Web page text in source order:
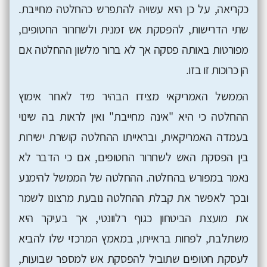
כקריאה, על כן היא עשויה להתפרש כהחלטה מחייבת.
שתי הדרישות, להפסקת אש זמנית ולשחרור החטופים,
מפורטות באותה פסקה אך לא ברור מלשון ההחלטה אם
הן כרוכות זו בזו.
הממשל האמריקאי מצידו הבהיר מיד לאחר אימוץ
ההחלטה כי היא "אינה מחייבת" ואין לראות בה שינוי
בעמדה האמריקאית, ובראייתו ההחלטה קושרת ישירות
בין הפסקת האש לשחרור החטופים, אם כי הדבר לא
נאמר במפורש בהחלטה. ההחלטה של הממשל להימנע
ובכך לאפשר את קבלת ההחלטה נובעת מרצונו לשמר
את מועצת הביטחון כגוף רלוונטי, אך בעיקר היא
משתלבת, לפחות בראייתו, במאמץ המרכזי שלו להביא
לעסקת חטופים שתוביל להפסקת אש למספר שבועות,